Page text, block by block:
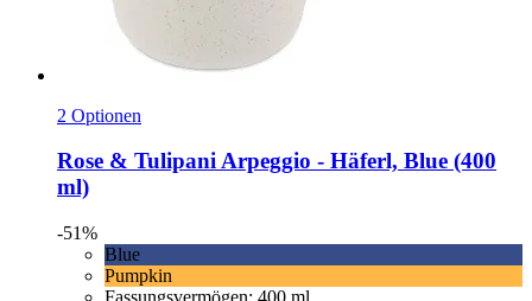
2 Optionen
Rose & TulipaniArpeggio -​ Häferl, Blue (400
ml)
-51%
Blue
Pumpkin
Fassungsvermögen: 400 ml